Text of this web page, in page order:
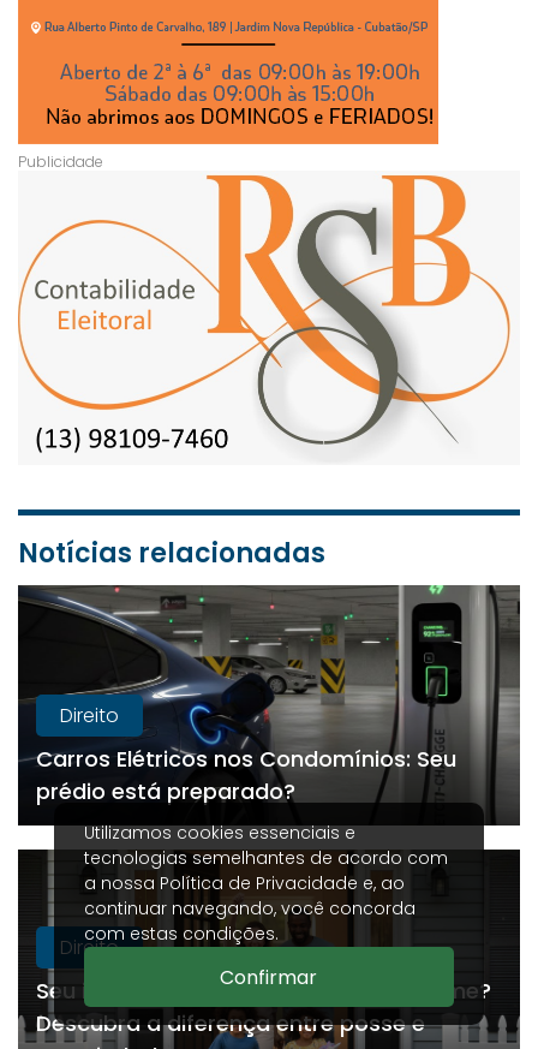
Notícias relacionadas
Direito
Carros Elétricos nos Condomínios: Seu
prédio está preparado?
Direito
Seu imóvel está realmente em seu nome?
Descubra a diferença entre posse e
Utilizamos cookies essenciais e
tecnologias semelhantes de acordo com
a nossa Política de Privacidade e, ao
continuar navegando, você concorda
com estas condições.
Confirmar